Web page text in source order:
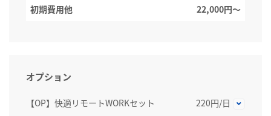
初期費用他 22,000円〜
オプション
【OP】快適リモートWORKセット
220円/日